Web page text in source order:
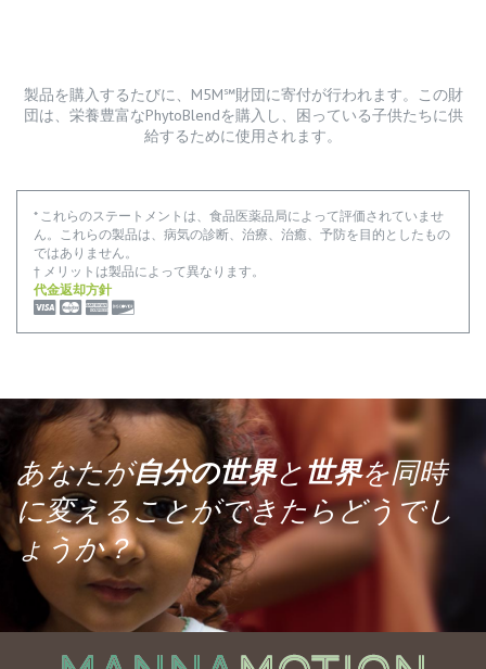
製品を購入するたびに、M5M℠財団に寄付が行われます。この財
団は、栄養豊富なPhytoBlendを購入し、困っている子供たちに供
給するために使用されます。
* これらのステートメントは、食品医薬品局によって評価されていませ
ん。これらの製品は、病気の診断、治療、治癒、予防を目的としたもの
ではありません。
† メリットは製品によって異なります。
代金返却方針
あなたが自分の世界と世界を同時
に変えることができたらどうでし
ょうか？